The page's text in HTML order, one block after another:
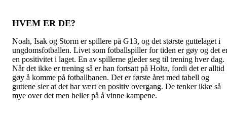
HVEM ER DE?
Noah, Isak og Storm er spillere på G13, og det største guttelaget i
ungdomsfotballen. Livet som fotballspiller for tiden er gøy og det
en positivitet i laget. En av spillerne gleder seg til trening hver dag.
Når det ikke er trening så er han fortsatt på Holta, fordi det er alltid
gøy å komme på fotballbanen. Det er første året med tabell og
guttene sier at det har vært en positiv overgang. De tenker ikke så
mye over det men heller på å vinne kampene.